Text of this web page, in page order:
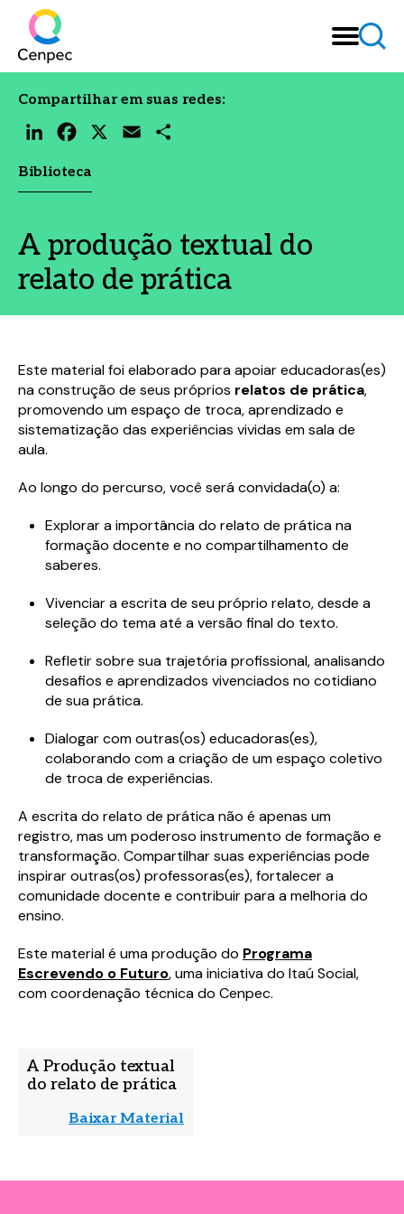
Biblioteca
A produção textual do
relato de prática
Compartilhar em suas redes:
LinkedInFacebook
Este material foi elaborado para apoiar educadoras(es)
na construção de seus próprios relatos de prática,
promovendo um espaço de troca, aprendizado e
sistematização das experiências vividas em sala de
aula.
Ao longo do percurso, você será convidada(o) a:
Explorar a importância do relato de prática na
formação docente e no compartilhamento de
saberes.
Vivenciar a escrita de seu próprio relato, desde a
seleção do tema até a versão final do texto.
Refletir sobre sua trajetória profissional, analisando
desafios e aprendizados vivenciados no cotidiano
de sua prática.
Dialogar com outras(os) educadoras(es),
colaborando com a criação de um espaço coletivo
de troca de experiências.
A escrita do relato de prática não é apenas um
registro, mas um poderoso instrumento de formação e
transformação. Compartilhar suas experiências pode
inspirar outras(os) professoras(es), fortalecer a
comunidade docente e contribuir para a melhoria do
ensino.
Este material é uma produção do Programa
Escrevendo o Futuro, uma iniciativa do Itaú Social,
com coordenação técnica do Cenpec.
A Produção textual
do relato de prática
Baixar Material